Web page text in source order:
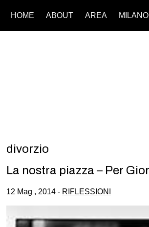
HOME ABOUT AREA MILANO
divorzio
La nostra piazza – Per
12 Mag , 2014 - RIFLESSIONI